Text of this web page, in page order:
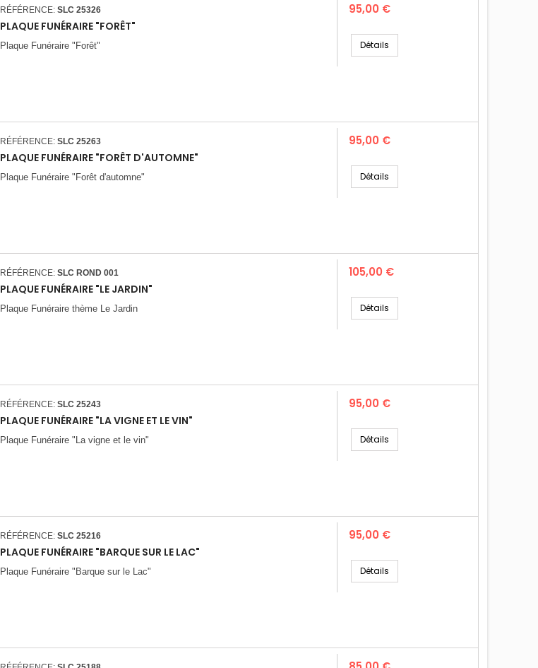
RÉFÉRENCE: SLC 25326
PLAQUE FUNÉRAIRE "FORÊT"
Plaque Funéraire "Forêt"
Prix
95,00 €
Détails
RÉFÉRENCE: SLC 25263
PLAQUE FUNÉRAIRE "FORÊT D'AUTOMNE"
Plaque Funéraire "Forêt d'automne"
Prix
95,00 €
Détails
RÉFÉRENCE: SLC ROND 001
PLAQUE FUNÉRAIRE "LE JARDIN"
Plaque Funéraire thème Le Jardin
Prix
105,00 €
Détails
RÉFÉRENCE: SLC 25243
PLAQUE FUNÉRAIRE "LA VIGNE ET LE VIN"
Plaque Funéraire "La vigne et le vin"
Prix
95,00 €
Détails
RÉFÉRENCE: SLC 25216
PLAQUE FUNÉRAIRE "BARQUE SUR LE LAC"
Plaque Funéraire "Barque sur le Lac"
Prix
95,00 €
Détails